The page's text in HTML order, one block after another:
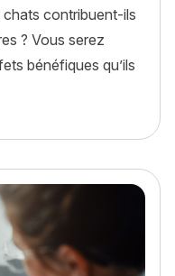
chats contribuent-ils
? Vous serez
bénéfiques qu’ils